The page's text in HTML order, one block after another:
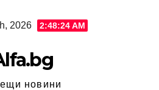
2026 2:48:25 AM
новини